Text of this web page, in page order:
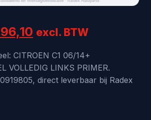
96,10 Huidige
prijs
is:
excl. BTW
CITROEN C1 06/14+
VOLLEDIG LINKS PRIMER.
direct leverbaar bij Radex